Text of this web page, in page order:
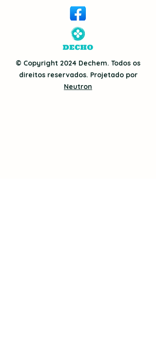
© Copyright 2024 Dechem. Todos os
direitos reservados. Projetado por
Neutron